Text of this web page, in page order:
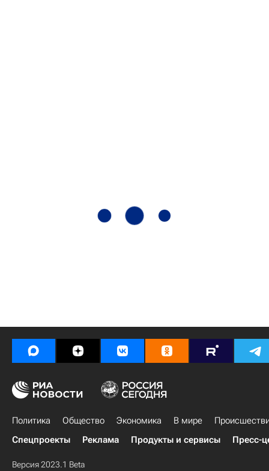
Политика Общество Экономика В мире
Спецпроекты
Реклама Продукты и сервисы Пресс-
Версия 2023.1 Beta